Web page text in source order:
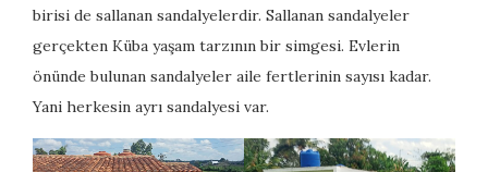
birisi de sallanan sandalyelerdir. Sallanan sandalyeler
gerçekten Küba yaşam tarzının bir simgesi. Evlerin
önünde bulunan sandalyeler aile fertlerinin sayısı kadar.
Yani herkesin ayrı sandalyesi var.